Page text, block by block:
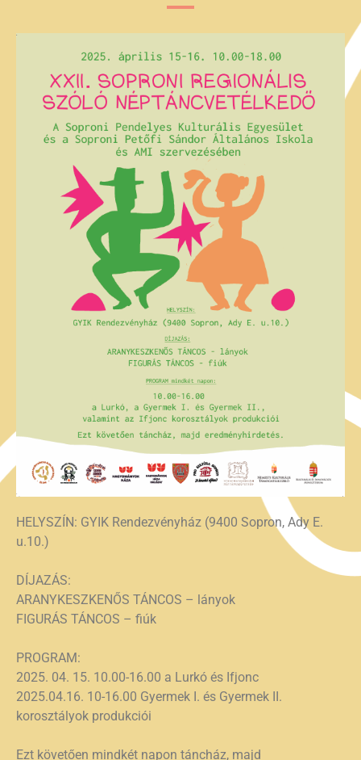
HELYSZÍN: GYIK Rendezvényház (9400 Sopron, Ady E.
u.10.)
DÍJAZÁS:
ARANYKESZKENŐS TÁNCOS – lányok
FIGURÁS TÁNCOS – fiúk
PROGRAM:
2025. 04. 15. 10.00-16.00 a Lurkó és Ifjonc
2025.04.16. 10-16.00 Gyermek I. és Gyermek II.
korosztályok produkciói
Ezt követően mindkét napon táncház, majd